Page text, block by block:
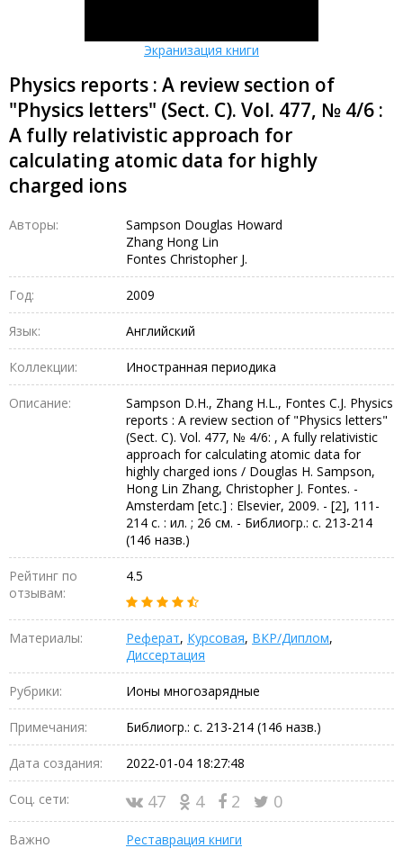
Экранизация книги
Physics reports : A review section of
"Physics letters" (Sect. C). Vol. 477, № 4/6 :
A fully relativistic approach for
calculating atomic data for highly
charged ions
Авторы:
Sampson Douglas Howard
Zhang Hong Lin
Fontes Christopher J.
Год: 2009
Язык: Английский
Коллекции: Иностранная периодика
Описание:
Sampson D.H., Zhang H.L., Fontes C.J. Physics
reports : A review section of "Physics letters"
(Sect. C). Vol. 477, № 4/6: , A fully relativistic
approach for calculating atomic data for
highly charged ions / Douglas H. Sampson,
Hong Lin Zhang, Christopher J. Fontes. -
Amsterdam [etc.] : Elsevier, 2009. - [2], 111-
214 c. : ил. ; 26 см. - Библиогр.: с. 213-214
(146 назв.)
Рейтинг по
отзывам:
4.5
Материалы: Реферат, Курсовая, ВКР/Диплом,
Диссертация
Рубрики: Ионы многозарядные
Примечания: Библиогр.: с. 213-214 (146 назв.)
Дата создания: 2022-01-04 18:27:48
Соц. сети: 47 4 2 0
Важно Реставрация книги